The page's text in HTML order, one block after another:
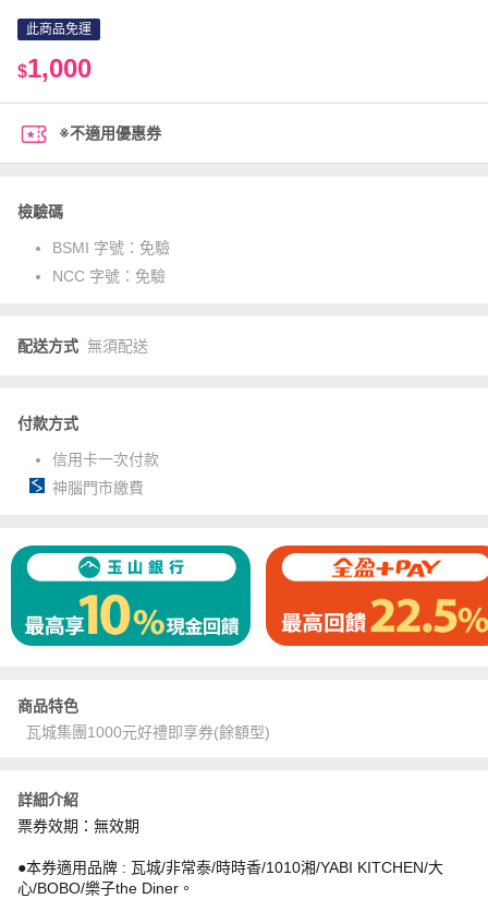
此商品免運
$1,000
※不適用優惠券
檢驗碼
BSMI 字號： 免驗
NCC 字號： 免驗
配送方式 無須配送
付款方式
信用卡一次付款
神腦門市繳費
商品特色
瓦城集團1000元好禮即享券(餘額型)
詳細介紹
票券效期：無效期
●本券適用品牌 : 瓦城/非常泰/時時香/1010湘/YABI KITCHEN/大
心/BOBO/樂子the Diner。